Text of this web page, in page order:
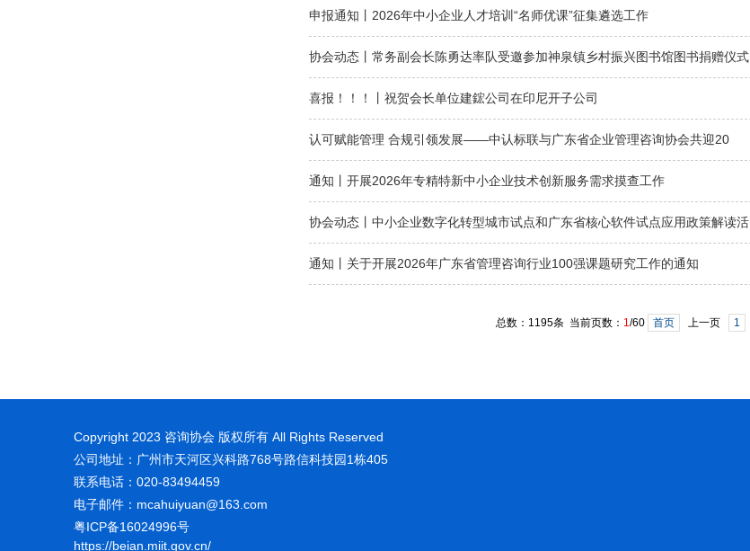
申报通知丨2026年中小企业人才培训“名师优课”征集遴选工作
协会动态丨常务副会长陈勇达率队受邀参加神泉镇乡村振兴图书馆图书捐赠仪式
喜报！！！丨祝贺会长单位建鋐公司在印尼开子公司
认可赋能管理 合规引领发展——中认标联与广东省企业管理咨询协会共迎20
通知丨开展2026年专精特新中小企业技术创新服务需求摸查工作
协会动态丨中小企业数字化转型城市试点和广东省核心软件试点应用政策解读活
通知丨关于开展2026年广东省管理咨询行业100强课题研究工作的通知
总数：1195条 当前页数： 1/60 首页 上一页 1
Copyright 2023 咨询协会 版权所有 All Rights Reserved
公司地址：广州市天河区兴科路768号路信科技园1栋405
联系电话：020-83494459
电子邮件：mcahuiyuan@163.com
粤ICP备16024996号
https://beian.miit.gov.cn/